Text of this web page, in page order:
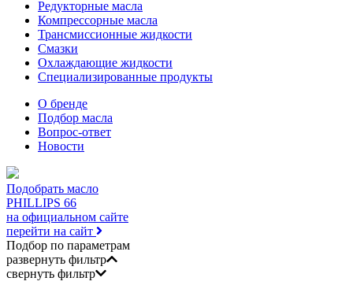
Редукторные масла
Компрессорные масла
Трансмиссионные жидкости
Смазки
Охлаждающие жидкости
Специализированные продукты
О бренде
Подбор масла
Вопрос-ответ
Новости
Подобрать масло
PHILLIPS 66
на официальном сайте
перейти на сайт
Подбор по параметрам
развернуть фильтр
свернуть фильтр